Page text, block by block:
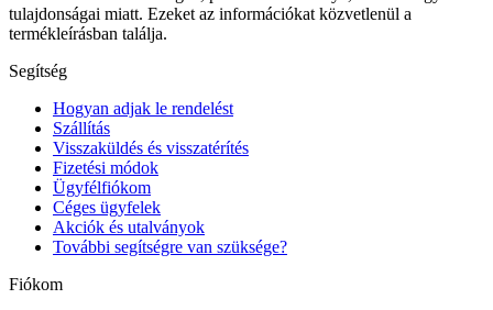
tulajdonságai miatt. Ezeket az információkat közvetlenül a
termékleírásban találja.
Segítség
Hogyan adjak le rendelést
Szállítás
Visszaküldés és visszatérítés
Fizetési módok
Ügyfélfiókom
Céges ügyfelek
Akciók és utalványok
További segítségre van szüksége?
Fiókom